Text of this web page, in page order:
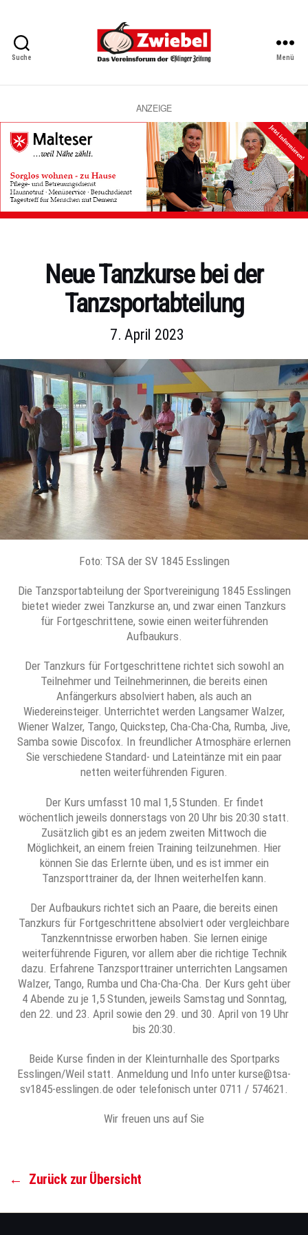
Suche
Vereinsforum
Eßlinger
Zeitung
Menü
ANZEIGE
KategorienNeue Tanzkurse bei der
Tanzsportabteilung
7. April 2023
Foto: TSA der SV 1845 Esslingen
Die Tanzsportabteilung der Sportvereinigung 1845 Esslingen
bietet wieder zwei Tanzkurse an, und zwar einen Tanzkurs
für Fortgeschrittene, sowie einen weiterführenden
Aufbaukurs.
Der Tanzkurs für Fortgeschrittene richtet sich sowohl an
Teilnehmer und Teilnehmerinnen, die bereits einen
Anfängerkurs absolviert haben, als auch an
Wiedereinsteiger. Unterrichtet werden Langsamer Walzer,
Wiener Walzer, Tango, Quickstep, Cha-Cha-Cha, Rumba, Jive,
Samba sowie Discofox. In freundlicher Atmosphäre erlernen
Sie verschiedene Standard- und Lateintänze mit ein paar
netten weiterführenden Figuren.
Der Kurs umfasst 10 mal 1,5 Stunden. Er findet
wöchentlich jeweils donnerstags von 20 Uhr bis 20:30 statt.
Zusätzlich gibt es an jedem zweiten Mittwoch die
Möglichkeit, an einem freien Training teilzunehmen. Hier
können Sie das Erlernte üben, und es ist immer ein
Tanzsporttrainer da, der Ihnen weiterhelfen kann.
Der Aufbaukurs richtet sich an Paare, die bereits einen
Tanzkurs für Fortgeschrittene absolviert oder vergleichbare
Tanzkenntnisse erworben haben. Sie lernen einige
weiterführende Figuren, vor allem aber die richtige Technik
dazu. Erfahrene Tanzsporttrainer unterrichten Langsamen
Walzer, Tango, Rumba und Cha-Cha-Cha. Der Kurs geht über
4 Abende zu je 1,5 Stunden, jeweils Samstag und Sonntag,
den 22. und 23. April sowie den 29. und 30. April von 19 Uhr
bis 20:30.
Beide Kurse finden in der Kleinturnhalle des Sportparks
Esslingen/Weil statt. Anmeldung und Info unter kurse@tsa-
sv1845-esslingen.de oder telefonisch unter 0711 / 574621.
Wir freuen uns auf Sie
← Zurück zur Übersicht